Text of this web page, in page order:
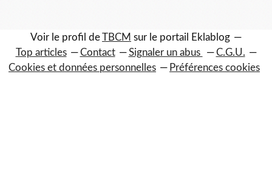
Voir le profil deTBCM sur le portail Eklablog
Top articles
Contact Signaler un abus
C.G.U.
Cookies et données personnelles
Préférences cookies